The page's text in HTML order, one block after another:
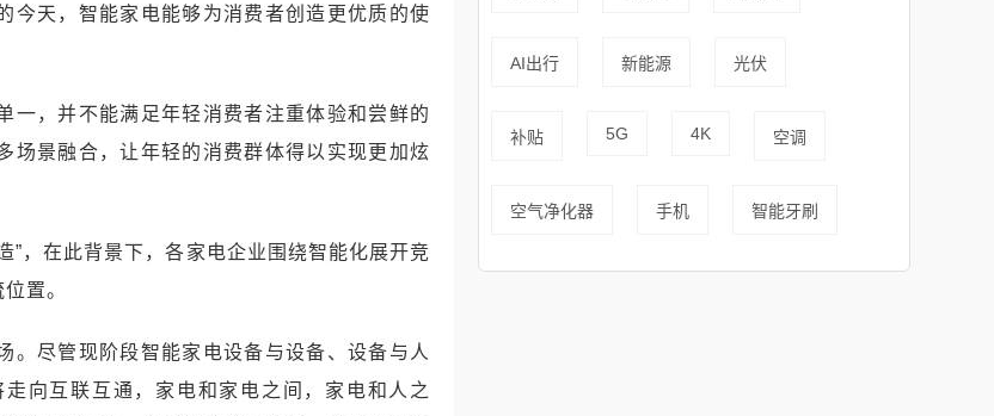
今天，智能家电能够为消费者创造更优质的使
一，并不能满足年轻消费者注重体验和尝鲜的
场景融合，让年轻的消费群体得以实现更加炫
”，在此背景下，各家电企业围绕智能化展开竞
置。
。尽管现阶段智能家电设备与设备、设备与人
向互联互通，家电和家电之间，家电和人之
AI出行 新能源 光伏
补贴 5G 4K 空调
空气净化器 手机 智能牙刷